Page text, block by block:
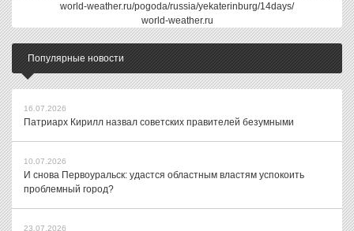
world-weather.ru/pogoda/russia/yekaterinburg/14days/
world-weather.ru
Популярные новости
16.07.2026
Патриарх Кирилл назвал советских правителей безумными
10.07.2026
И снова Первоуральск: удастся областным властям успокоить
проблемный город?
23.07.2026